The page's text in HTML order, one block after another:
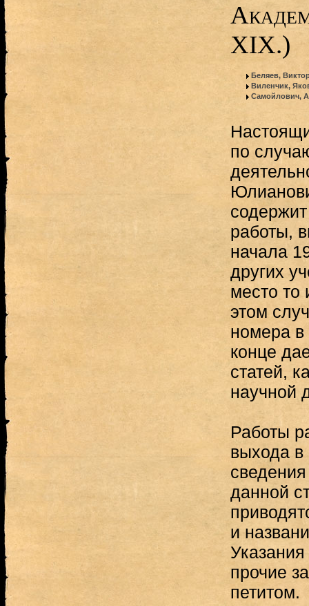
XIX.)
Беляев,
Виленчик,
Самойлович,
по
работы,
начала
других
место то
этом
номера в
конце
статей,
научной
Работы
выхода в
данной
и
прочие
петитом.